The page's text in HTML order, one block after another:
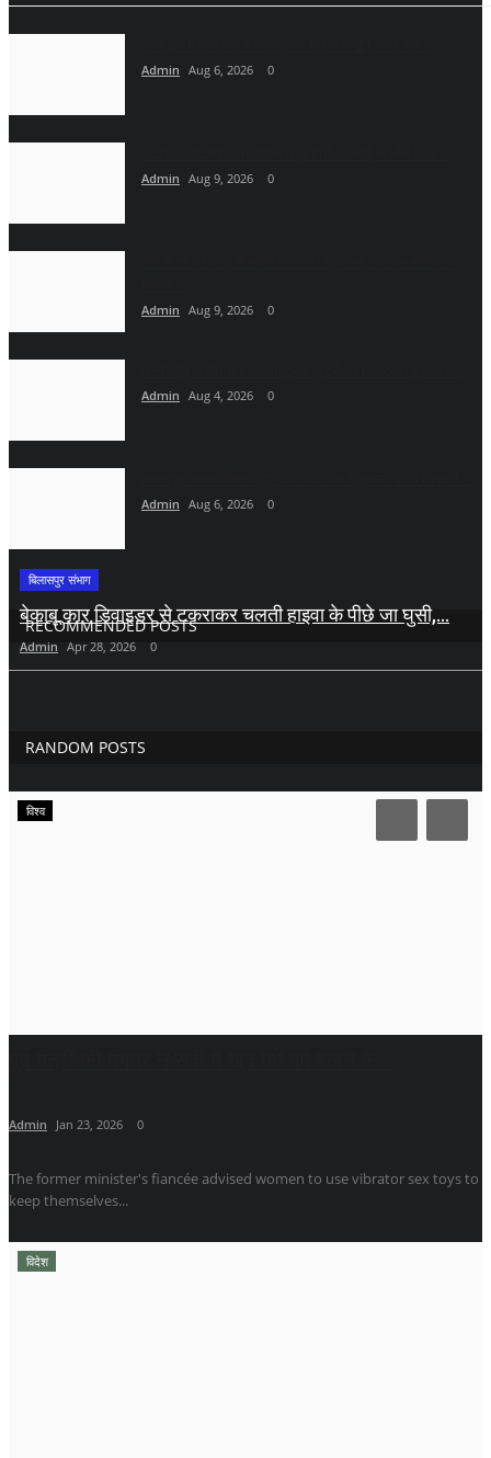
Admin Aug 6, 2026 0
Admin Aug 9, 2026 0
Admin Aug 9, 2026 0
Admin Aug 4, 2026 0
Admin Aug 6, 2026 0
RECOMMENDED POSTS
बिलासपुर संभाग
बेकाबू कार डिवाइडर से टकराकर चलती हाइवा के पीछे जा घुसी,...
Admin Apr 28, 2026 0
RANDOM POSTS
विश्व
Admin Jan 23, 2026 0
The former minister's fiancée advised women to use vibrator sex toys to
keep themselves...
विदेश